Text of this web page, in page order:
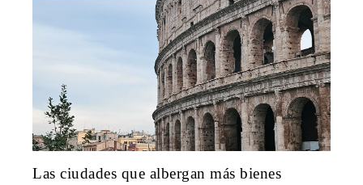
Las ciudades que albergan más bienes